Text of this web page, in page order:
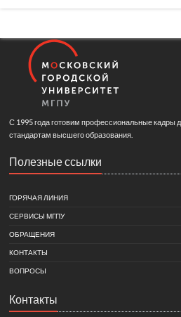
С 1995 года готовим профессиональные кадры
стандартам высшего образования.
Полезные ссылки
ГОРЯЧАЯ ЛИНИЯ
СЕРВИСЫ МГПУ
ОБРАЩЕНИЯ
КОНТАКТЫ
ВОПРОСЫ
Контакты